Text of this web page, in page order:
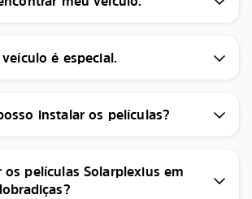
é especial.
instalar os películas?
películas Solarplexius em